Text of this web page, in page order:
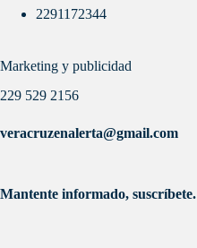
2291172344
Marketing y publicidad
229 529 2156
veracruzenalerta@gmail.com
Mantente informado, suscríbete.